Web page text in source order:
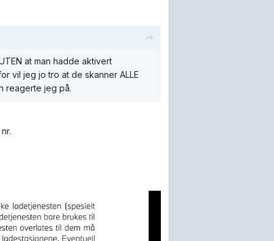
at man hadde aktivert
vil jeg jo tro at de skanner ALLE
reagerte jeg på.